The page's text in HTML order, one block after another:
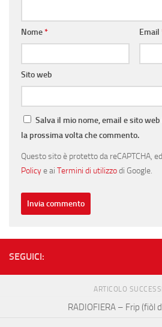
Nome* Email
Sito web
Salva il mio nome, email e sito
la prossima volta che commento.
Questo sito è protetto da reCAPTCHA,
Policye ai Termini di utilizzodi Google.
SEGUICI:
ARTICOLO
RADIOFIERA – Frip (fiòl